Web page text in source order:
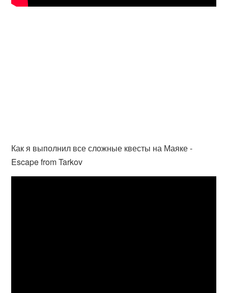
Как я выполнил все сложные квесты на Маяке -
Escape from Tarkov